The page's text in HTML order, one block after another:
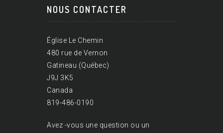
NOUS CONTACTER
Église Le Chemin
480 rue de Vernon
Gatineau (Québec)
J9J 3K5
Canada
819-486-0190
Avez -vous une question ou un